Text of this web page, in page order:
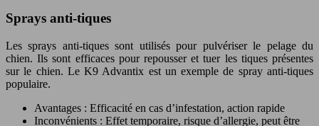
Sprays anti-tiques
Les sprays anti-tiques sont utilisés pour pulvériser le pelage du
chien. Ils sont efficaces pour repousser et tuer les tiques présentes
sur le chien. Le K9 Advantix est un exemple de spray anti-tiques
populaire.
Avantages : Efficacité en cas d’infestation, action rapide
Inconvénients : Effet temporaire, risque d’allergie, peut être